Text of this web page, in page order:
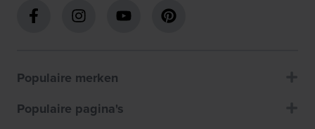
Populaire merken
Populaire pagina's